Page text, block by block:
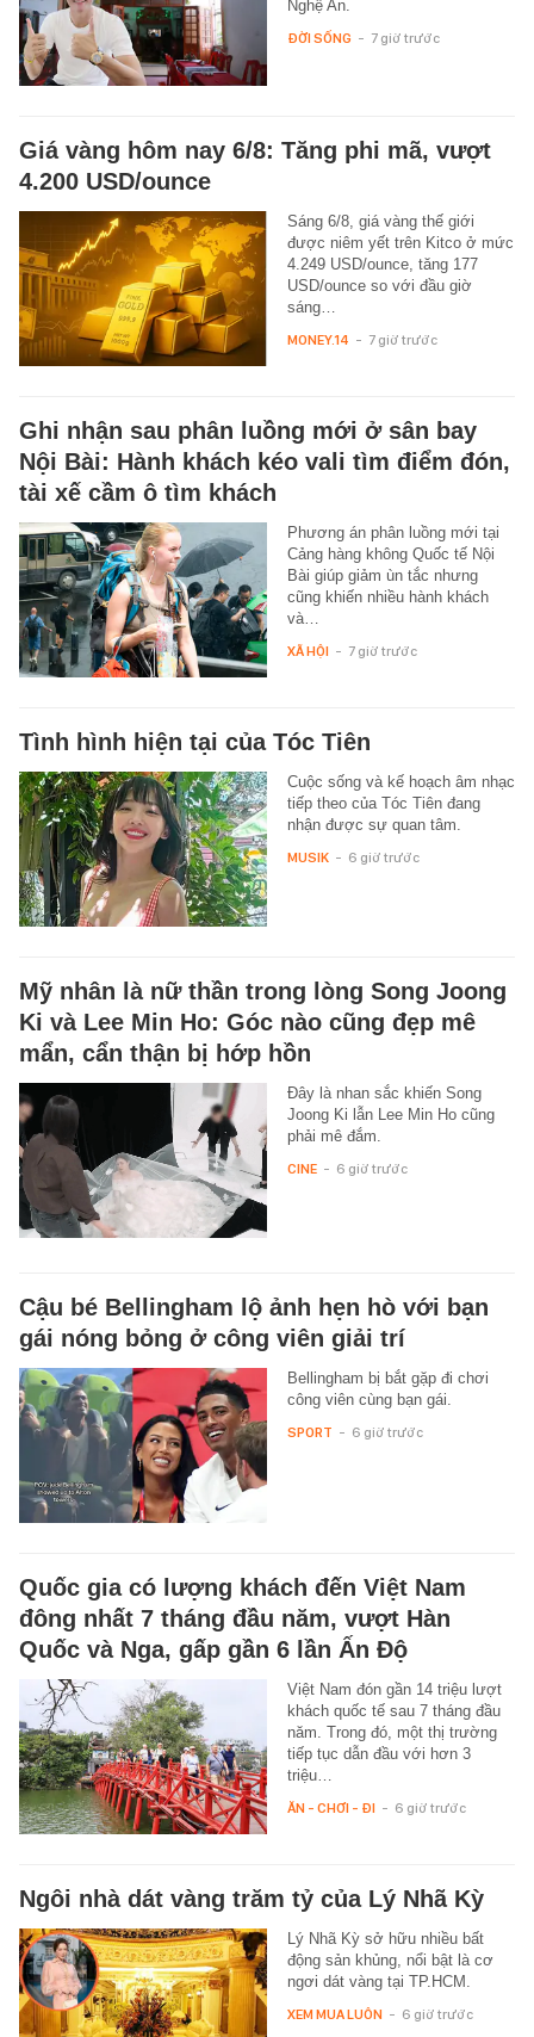
Nghệ An.
ĐỜI SỐNG - 7 giờ trước
Giá vàng hôm nay 6/8: Tăng phi mã, vượt
4.200 USD/ounce
Sáng 6/8, giá vàng thế giới
được niêm yết trên Kitco ở mức
4.249 USD/ounce, tăng 177
USD/ounce so với đầu giờ
sáng…
MONEY.14 - 7 giờ trước
Ghi nhận sau phân luồng mới ở sân bay
Nội Bài: Hành khách kéo vali tìm điểm đón,
tài xế cầm ô tìm khách
Phương án phân luồng mới tại
Cảng hàng không Quốc tế Nội
Bài giúp giảm ùn tắc nhưng
cũng khiến nhiều hành khách
và…
XÃ HỘI - 7 giờ trước
Tình hình hiện tại của Tóc Tiên
Cuộc sống và kế hoạch âm nhạc
tiếp theo của Tóc Tiên đang
nhận được sự quan tâm.
MUSIK - 6 giờ trước
Mỹ nhân là nữ thần trong lòng Song Joong
Ki và Lee Min Ho: Góc nào cũng đẹp mê
mẩn, cẩn thận bị hớp hồn
Đây là nhan sắc khiến Song
Joong Ki lẫn Lee Min Ho cũng
phải mê đắm.
CINE - 6 giờ trước
Cậu bé Bellingham lộ ảnh hẹn hò với bạn
gái nóng bỏng ở công viên giải trí
Bellingham bị bắt gặp đi chơi
công viên cùng bạn gái.
SPORT - 6 giờ trước
Quốc gia có lượng khách đến Việt Nam
đông nhất 7 tháng đầu năm, vượt Hàn
Quốc và Nga, gấp gần 6 lần Ấn Độ
Việt Nam đón gần 14 triệu lượt
khách quốc tế sau 7 tháng đầu
năm. Trong đó, một thị trường
tiếp tục dẫn đầu với hơn 3
triệu…
ĂN - CHƠI - ĐI - 6 giờ trước
Ngôi nhà dát vàng trăm tỷ của Lý Nhã Kỳ
Lý Nhã Kỳ sở hữu nhiều bất
động sản khủng, nổi bật là cơ
ngơi dát vàng tại TP.HCM.
XEM MUA LUÔN - 6 giờ trước